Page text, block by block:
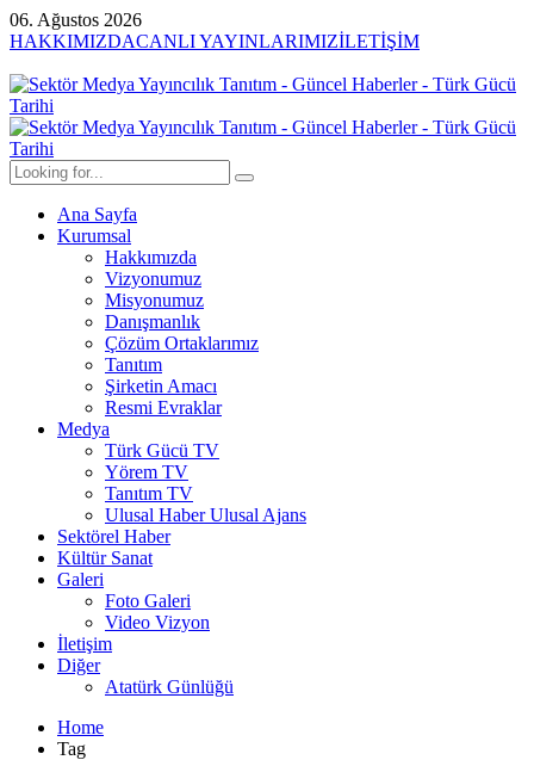
06. Ağustos 2026
HAKKIMIZDACANLI YAYINLARIMIZİLETİŞİM
Ana Sayfa
Kurumsal
Hakkımızda
Vizyonumuz
Misyonumuz
Danışmanlık
Çözüm Ortaklarımız
Tanıtım
Şirketin Amacı
Resmi Evraklar
Medya
Türk Gücü TV
Yörem TV
Tanıtım TV
Ulusal Haber Ulusal Ajans
Sektörel Haber
Kültür Sanat
Galeri
Foto Galeri
Video Vizyon
İletişim
Diğer
Atatürk Günlüğü
Home
Tag